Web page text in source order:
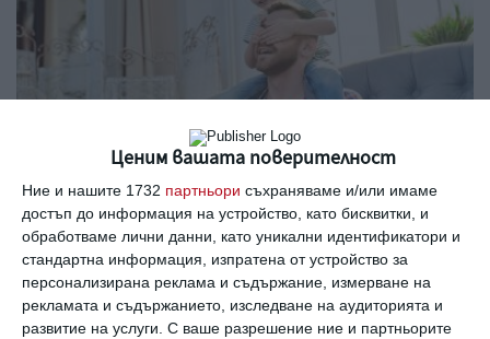
Ценим вашата поверителност
Ние и нашите 1732 партньори съхраняваме и/или имаме
достъп до информация на устройство, като бисквитки, и
обработваме лични данни, като уникални идентификатори и
стандартна информация, изпратена от устройство за
персонализирана реклама и съдържание, измерване на
рекламата и съдържанието, изследване на аудиторията и
развитие на услуги. С ваше разрешение ние и партньорите
Работата близо до дома е ключова за грижата за
децата през лятната ваканция
Проучване показва какви са нагласите на родителите и
кое те смятат за водещо през този сезон